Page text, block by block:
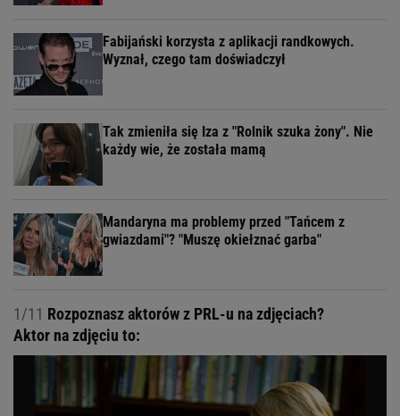
Fabijański korzysta z aplikacji randkowych.
Wyznał, czego tam doświadczył
Tak zmieniła się Iza z "Rolnik szuka żony". Nie
każdy wie, że została mamą
Mandaryna ma problemy przed "Tańcem z
gwiazdami"? "Muszę okiełznać garba"
1/11 Rozpoznasz aktorów z PRL-u na zdjęciach?
Aktor na zdjęciu to: